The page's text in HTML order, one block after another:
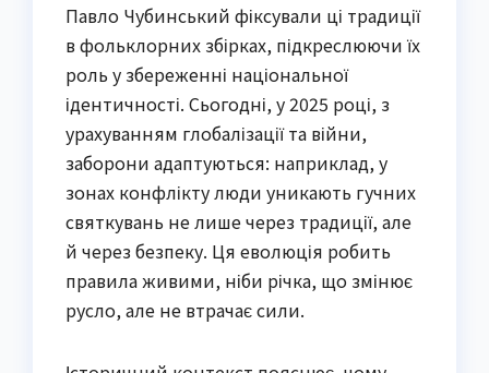
Павло Чубинський фіксували ці традиції
в фольклорних збірках, підкреслюючи їх
роль у збереженні національної
ідентичності. Сьогодні, у 2025 році, з
урахуванням глобалізації та війни,
заборони адаптуються: наприклад, у
зонах конфлікту люди уникають гучних
святкувань не лише через традиції, але
й через безпеку. Ця еволюція робить
правила живими, ніби річка, що змінює
русло, але не втрачає сили.